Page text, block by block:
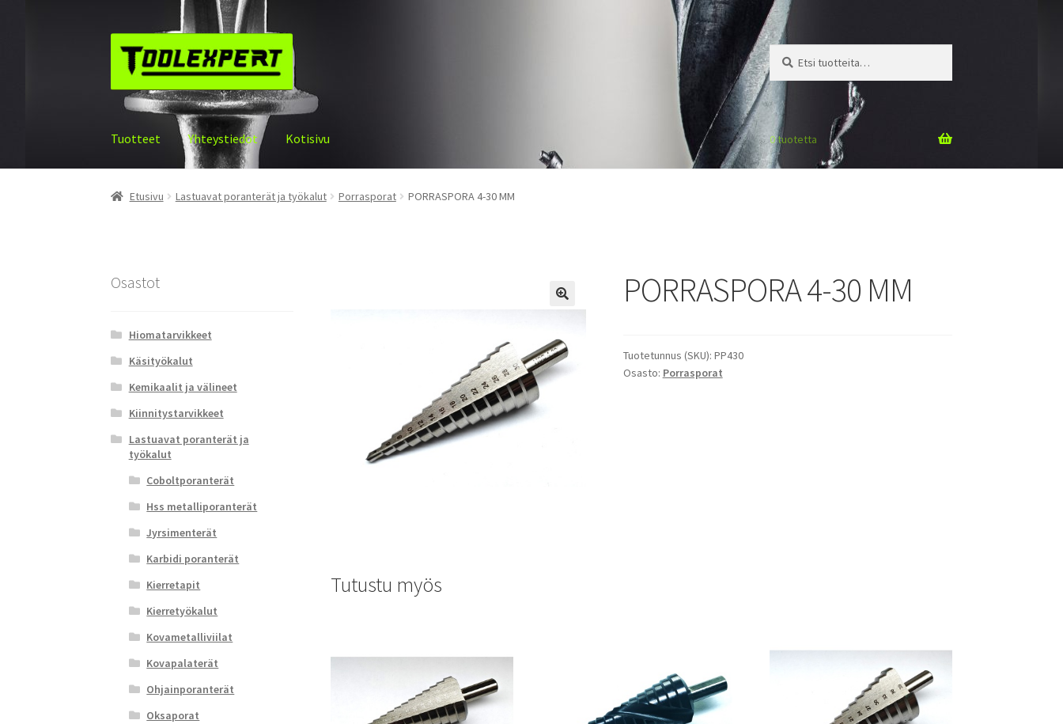
navigointiin
sisältöön
Etsi:
Haku
Tuotteet Yhteystiedot Kotisivu 0 tuotetta
Etusivu Lastuavat poranterät ja työkalut Porrasporat PORRASPORA 4-30 MM
PORRASPORA 4-30 MM
Tuotetunnus (SKU): PP430
Osasto: Porrasporat
Tutustu myös
Osastot
Hiomatarvikkeet
Käsityökalut
Kemikaalit ja välineet
Kiinnitystarvikkeet
Lastuavat poranterät ja
työkalut
Coboltporanterät
Hss metalliporanterät
Jyrsimenterät
Karbidi poranterät
Kierretapit
Kierretyökalut
Kovametalliviilat
Kovapalaterät
Ohjainporanterät
Oksaporat